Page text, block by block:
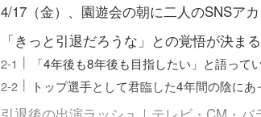
4/17（金）、園遊会の朝に二人のSNSア
「きっと引退だろうな」との覚悟が決ま
「4年後も8年後も目指したい」と語って
トップ選手として君臨した4年間の陰に